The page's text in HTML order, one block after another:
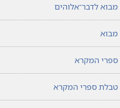
מבוא לדבר־אלוהים
מבוא
ספרי המקרא
טבלת ספרי המקרא